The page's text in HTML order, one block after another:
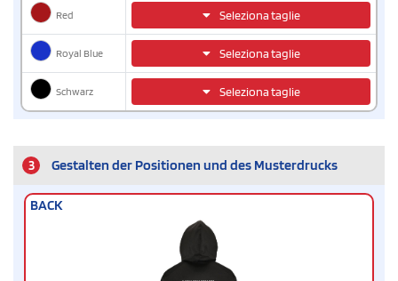
Red Seleziona taglie
Royal Blue Seleziona taglie
Schwarz Seleziona taglie
3 Gestalten der Positionen und des Musterdrucks
BACK